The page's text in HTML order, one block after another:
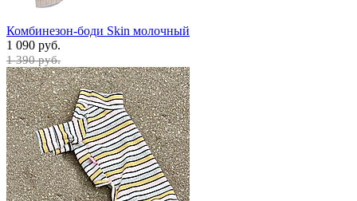
Комбинезон-боди Skin молочный
1 090 руб.
1 390 руб.